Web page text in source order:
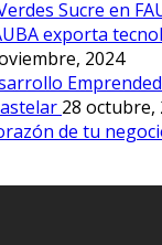
exporta
2024
28 octubre,
de tu